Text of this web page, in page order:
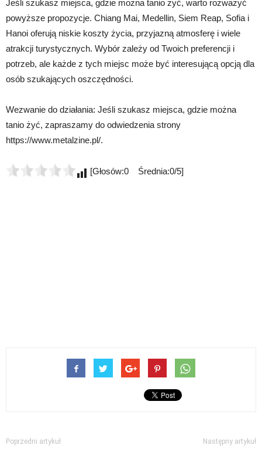
Jeśli szukasz miejsca, gdzie można tanio żyć, warto rozważyć
powyższe propozycje. Chiang Mai, Medellin, Siem Reap, Sofia i
Hanoi oferują niskie koszty życia, przyjazną atmosferę i wiele
atrakcji turystycznych. Wybór zależy od Twoich preferencji i
potrzeb, ale każde z tych miejsc może być interesującą opcją dla
osób szukających oszczędności.
Wezwanie do działania: Jeśli szukasz miejsca, gdzie można
tanio żyć, zapraszamy do odwiedzenia strony
https://www.metalzine.pl/.
[Głosów:0 Średnia:0/5]
Poprzedni artykuł Następny artykuł